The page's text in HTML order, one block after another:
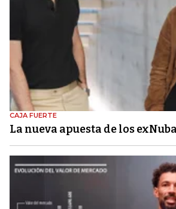
CAJA FUERTE
La nueva apuesta de los